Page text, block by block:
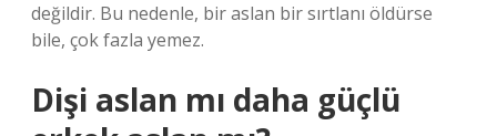
değildir. Bu nedenle, bir aslan bir sırtlanı öldürse
bile, çok fazla yemez.
Dişi aslan mı daha güçlü